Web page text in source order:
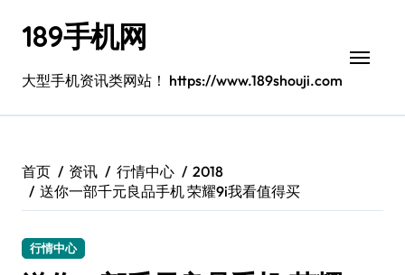
189手机网
大型手机资讯类网站！ https://www.189shouji.com
首页 资讯 行情中心
2018
送你一部千元良品手机 荣耀9i我看值得买
行情中心